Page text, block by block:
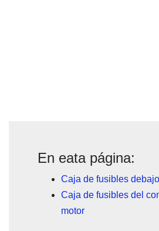
En eata página:
Caja de fusibles
Caja de fusibles del
motor